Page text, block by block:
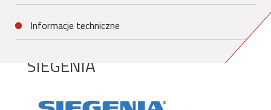
Informacje techniczne
SIEGENIA